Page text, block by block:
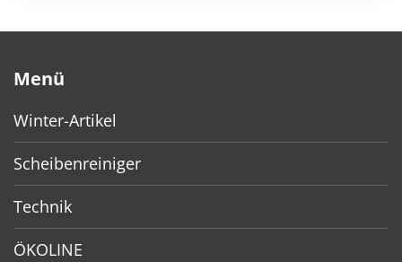
Menü
Winter-Artikel
Scheibenreiniger
Technik
ÖKOLINE